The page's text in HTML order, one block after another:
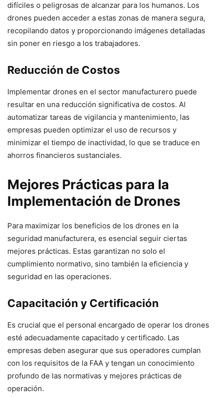
difíciles o peligrosas de alcanzar para los humanos. Los
drones pueden acceder a estas zonas de manera segura,
recopilando datos y proporcionando imágenes detalladas
sin poner en riesgo a los trabajadores.
Reducción de Costos
Implementar drones en el sector manufacturero puede
resultar en una reducción significativa de costos. Al
automatizar tareas de vigilancia y mantenimiento, las
empresas pueden optimizar el uso de recursos y
minimizar el tiempo de inactividad, lo que se traduce en
ahorros financieros sustanciales.
Mejores Prácticas para la
Implementación de Drones
Para maximizar los beneficios de los drones en la
seguridad manufacturera, es esencial seguir ciertas
mejores prácticas. Estas garantizan no solo el
cumplimiento normativo, sino también la eficiencia y
seguridad en las operaciones.
Capacitación y Certificación
Es crucial que el personal encargado de operar los drones
esté adecuadamente capacitado y certificado. Las
empresas deben asegurar que sus operadores cumplan
con los requisitos de la FAA y tengan un conocimiento
profundo de las normativas y mejores prácticas de
operación.